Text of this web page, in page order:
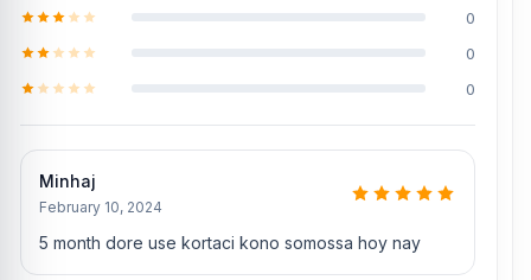
0
0
0
Minhaj
February 10, 2024
5 month dore use kortaci kono somossa hoy nay